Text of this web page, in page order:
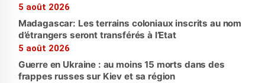
5 août 2026
Madagascar: Les terrains coloniaux inscrits au nom
d’étrangers seront transférés à l’Etat
5 août 2026
Guerre en Ukraine : au moins 15 morts dans des
frappes russes sur Kiev et sa région